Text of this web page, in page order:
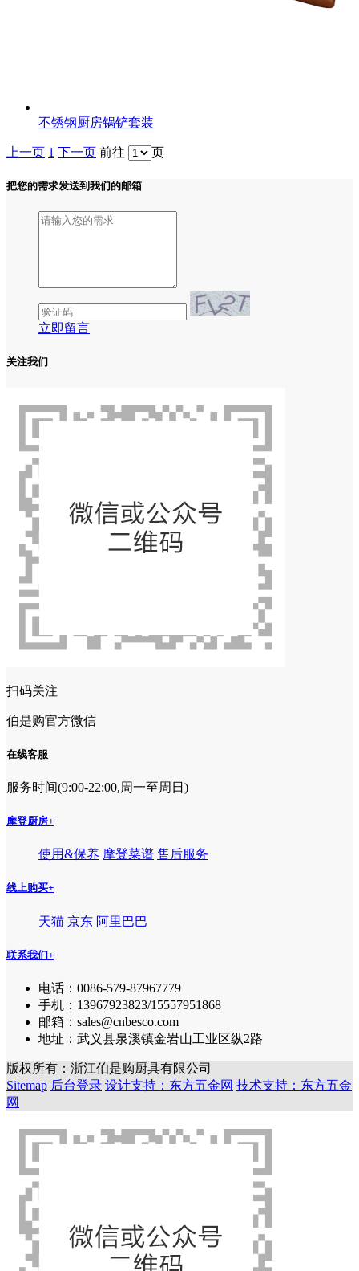
不锈钢厨房锅铲套装
上一页 1 下一页 前往 页
把您的需求发送到我们的邮箱
立即留言
关注我们
扫码关注
伯是购官方微信
在线客服
服务时间(9:00-22:00,周一至周日)
摩登厨房+
使用&保养 摩登菜谱 售后服务
线上购买+
天猫 京东 阿里巴巴
联系我们+
电话：0086-579-87967779
手机：13967923823/15557951868
邮箱：sales@cnbesco.com
地址：武义县泉溪镇金岩山工业区纵2路
版权所有：浙江伯是购厨具有限公司
Sitemap 后台登录 设计支持：东方五金网 技术支持：东方五金
网